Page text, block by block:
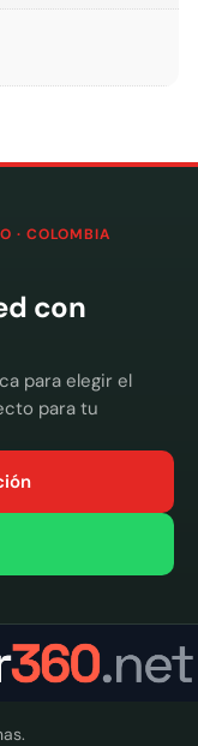
· COLOMBIA
con
para elegir el
para tu